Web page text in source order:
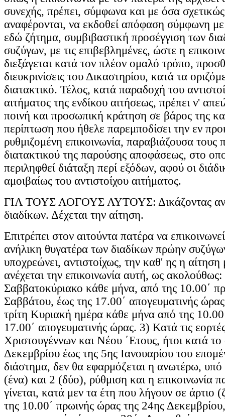
συνεχής, πρέπει, σύμφωνα και με όσα
αναφέρονται, να εκδοθεί απόφαση σύμφωνη με
εδώ ζήτημα, συμβιβαστική προσέγγιση των
συζύγων, με τις επιβεβλημένες, ώστε η
διεξάγεται κατά τον πλέον ομαλό τρόπο,
διευκρινίσεις του Δικαστηρίου, κατά τα
διατακτικό. Τέλος, κατά παραδοχή του
αιτήματος της ενδίκου αιτήσεως, πρέπει ν'
ποινή και προσωπική κράτηση σε βάρος της
περίπτωση που ήθελε παρεμποδίσει την εν
ρυθμιζομένη επικοινωνία, παραβιάζουσα τους
διατακτικού της παρούσης αποφάσεως, στο
περιληφθεί διάταξη περί εξόδων, αφού οι
αμοιβαίως του αντιστοίχου αιτήματος.
ΓΙΑ ΤΟΥΣ ΛΟΓΟΥΣ ΑΥΤΟΥΣ: Δικάζοντας
διαδίκων. Δέχεται την αίτηση.
Επιτρέπει στον αιτούντα πατέρα να
ανήλικη θυγατέρα των διαδίκων πρώην
υποχρεώνει, αντιστοίχως, την καθ' ης η αίτηση
ανέχεται την επικοινωνία αυτή, ως
Σαββατοκύριακο κάθε μήνα, από της 10.00΄
Σαββάτου, έως της 17.00΄ απογευματινής
τρίτη Κυριακή ημέρα κάθε μήνα από της
17.00΄ απογευματινής ώρας. 3) Κατά τις
Χριστουγέννων και Νέου ΄Ετους, ήτοι κατά
Δεκεμβρίου έως της 5ης Ιανουαρίου του
διάστημα, δεν θα εφαρμόζεται η ανωτέρω, υπό
(ένα) και 2 (δύο), ρύθμιση και η επικοινωνία
γίνεται, κατά μεν τα έτη που λήγουν σε άρτιο
της 10.00΄ πρωινής ώρας της 24ης